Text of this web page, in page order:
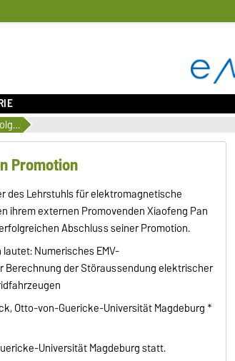
Gratulation an Xiaofeng Pan zur erfolgreichen Promotion
Promotion
des Lehrstuhls für elektromagnetische
ihrem externen Promovenden Xiaofeng Pan
Abschluss seiner Promotion.
Numerisches EMV-
Berechnung der Störaussendung elektrischer
Otto-von-Guericke-Universität Magdeburg *
Universität Magdeburg statt.